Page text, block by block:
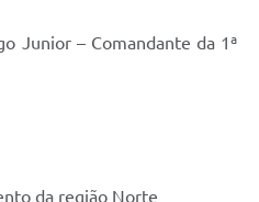
Junior – Comandante da 1ª
da região Norte